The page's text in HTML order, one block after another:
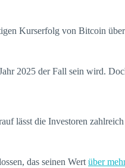
Kurserfolg von Bitcoin
2025 der Fall sein wird.
lässt die Investoren
das seinen Wert über